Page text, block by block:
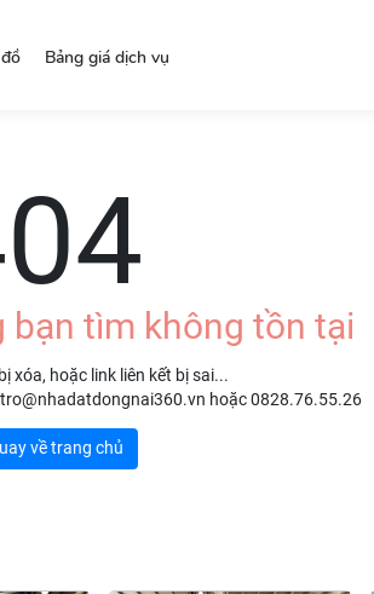
Bảng giá dịch vụ
bạn tìm không tồn tại
xóa, hoặc link liên kết bị sai...
hoặc 0828.76.55.26
về trang chủ